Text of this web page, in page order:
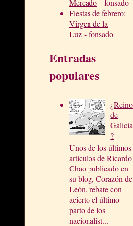
Mercado - fonsado
Fiestas de febrero:
Virgen de la
Luz - fonsado
Entradas
populares
¿Reino
de
Galicia
?
Unos de los últimos
artículos de Ricardo
Chao publicado en
su blog, Corazón de
León, rebate con
acierto el último
parto de los
nacionalist...